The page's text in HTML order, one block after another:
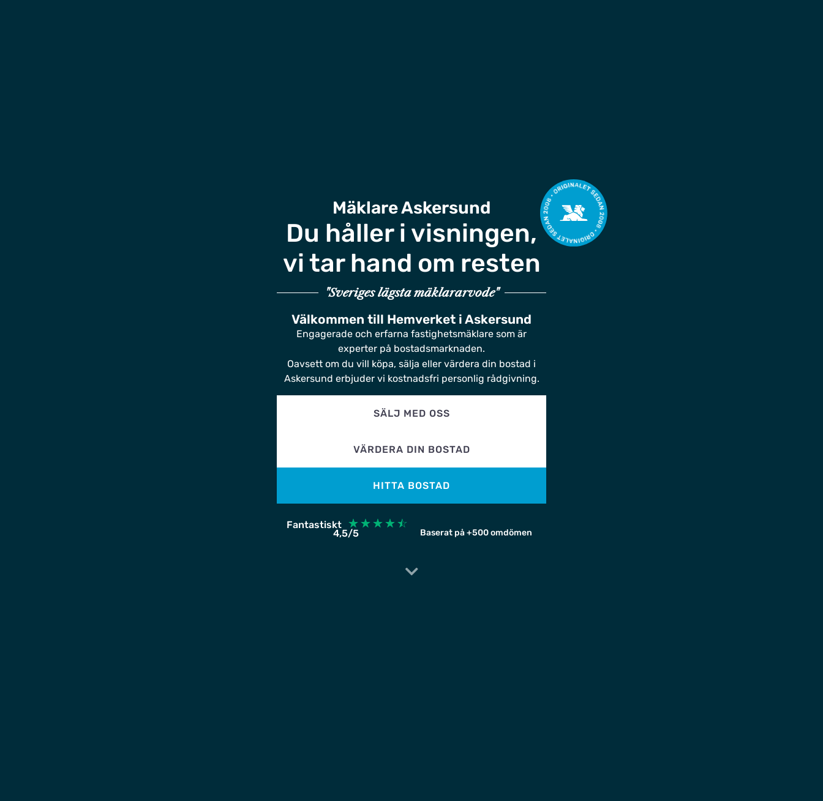
Mäklare Askersund
Du håller i visningen,
vi tar hand om resten
"Sveriges lägsta mäklararvode"
Välkommen till Hemverket i Askersund
Engagerade och erfarna fastighetsmäklare som är
experter på bostadsmarknaden.
Oavsett om du vill köpa, sälja eller värdera din bostad i
Askersund erbjuder vi kostnadsfri personlig rådgivning.
SÄLJ MED OSS
VÄRDERA DIN BOSTAD
HITTA BOSTAD
Fantastiskt ☆☆☆☆☆
4,5/5 Baserat på +500 omdömen